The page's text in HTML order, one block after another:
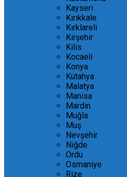
Kayseri
Kırıkkale
Kırklareli
Kırşehir
Kilis
Kocaeli
Konya
Kütahya
Malatya
Manisa
Mardin
Muğla
Muş
Nevşehir
Niğde
Ordu
Osmaniye
Rize